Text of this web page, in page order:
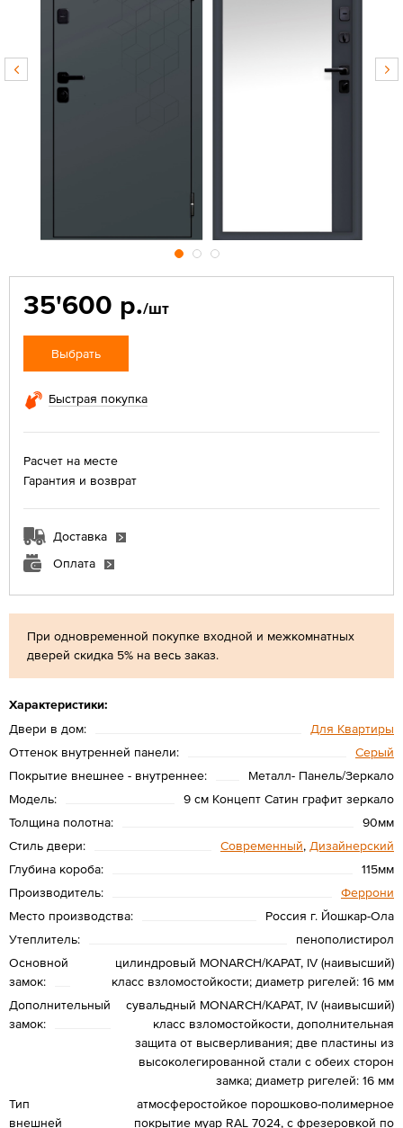
При одновременной покупке входной и межкомнатных
дверей скидка 5% на весь заказ.
Характеристики:
Двери в дом:
Для Квартиры
Оттенок внутренней панели:
Серый
Покрытие внешнее - внутреннее:
Металл- Панель/Зеркало
Модель:
9 см Концепт Сатин графит зеркало
Толщина полотна:
90мм
Стиль двери:
Современный, Дизайнерский
Глубина короба:
115мм
Производитель:
Феррони
Место производства:
Россия г. Йошкар-Ола
Утеплитель:
пенополистирол
Основной
замок:
цилиндровый MONARCH/КАРАТ, IV (наивысший)
класс взломостойкости; диаметр ригелей: 16 мм
Дополнительный
замок:
сувальдный MONARCH/КАРАТ, IV (наивысший)
класс взломостойкости, дополнительная
защита от высверливания; две пластины из
высоколегированной стали с обеих сторон
замка; диаметр ригелей: 16 мм
Тип
внешней
атмосферостойкое порошково-полимерное
покрытие муар RAL 7024, с фрезеровкой по
35'600 р./шт
Выбрать
Быстрая покупка
Расчет на месте
Гарантия и возврат
Доставка
Оплата